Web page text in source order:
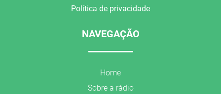
Política de privacidade
NAVEGAÇÃO
Home
Sobre a rádio